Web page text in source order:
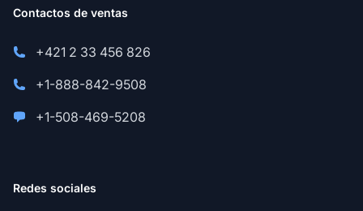
Contactos de ventas
+421 2 33 456 826
+1-888-842-9508
+1-508-469-5208
Redes sociales